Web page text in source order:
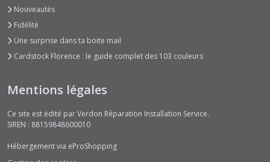
Nouveautés
Fidélité
Une surprise dans ta boite mail
Cardstock Florence : le guide complet des 103 couleurs
Mentions légales
Ce site est édité par Verdon Réparation Installation Service.
SIREN : 88159848600010
Hébergement via eProShopping